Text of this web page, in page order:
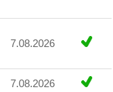
7.08.2026
7.08.2026